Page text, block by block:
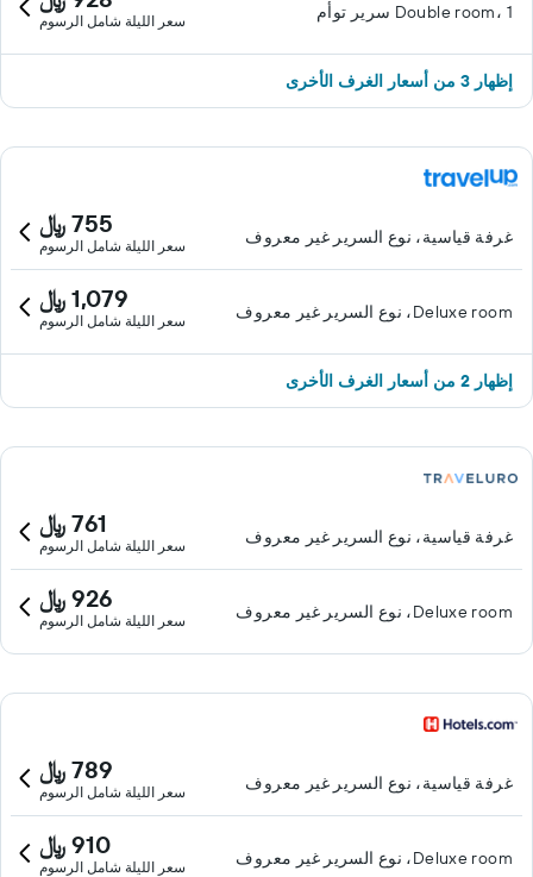
Double room، 1 سرير توأم سعر الليلة شامل الرسوم
إظهار 3 من أسعار الغرف الأخرى
غرفة قياسية، نوع السرير غير معروف 755 ﷼
سعر الليلة شامل الرسوم
Deluxe room، نوع السرير غير معروف 1,079 ﷼
سعر الليلة شامل الرسوم
إظهار 2 من أسعار الغرف الأخرى
غرفة قياسية، نوع السرير غير معروف 761 ﷼
سعر الليلة شامل الرسوم
Deluxe room، نوع السرير غير معروف 926 ﷼
سعر الليلة شامل الرسوم
غرفة قياسية، نوع السرير غير معروف 789 ﷼
سعر الليلة شامل الرسوم
Deluxe room، نوع السرير غير معروف 910 ﷼
سعر الليلة شامل الرسوم